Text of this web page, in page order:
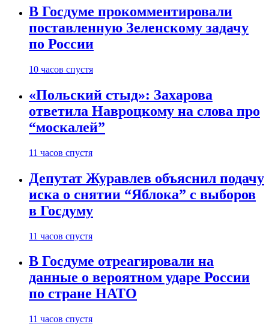
В Госдуме прокомментировали
поставленную Зеленскому задачу
по России
10 часов спустя
«Польский стыд»: Захарова
ответила Навроцкому на слова про
“москалей”
11 часов спустя
Депутат Журавлев объяснил подачу
иска о снятии “Яблока” с выборов
в Госдуму
11 часов спустя
В Госдуме отреагировали на
данные о вероятном ударе России
по стране НАТО
11 часов спустя